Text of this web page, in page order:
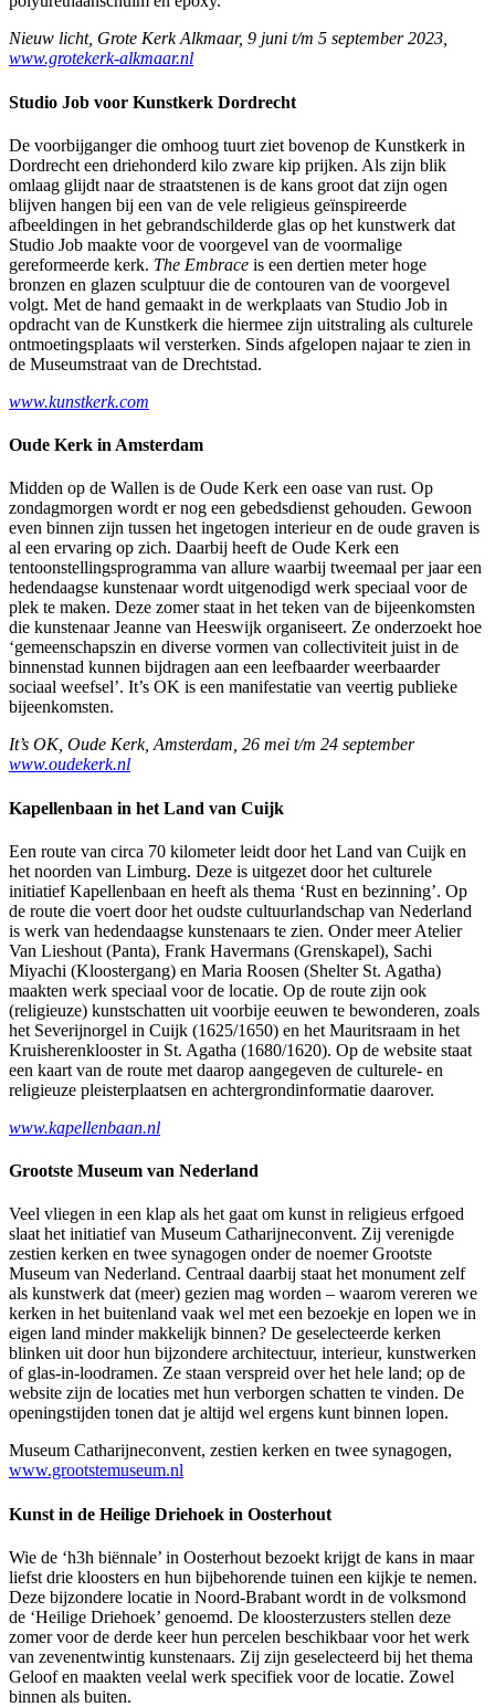
Nieuw licht, Grote Kerk Alkmaar, 9 juni t/m 5 september 2023,
www.grotekerk-alkmaar.nl
Studio Job voor Kunstkerk Dordrecht
De voorbijganger die omhoog tuurt ziet bovenop de Kunstkerk in
Dordrecht een driehonderd kilo zware kip prijken. Als zijn blik
omlaag glijdt naar de straatstenen is de kans groot dat zijn ogen
blijven hangen bij een van de vele religieus geïnspireerde
afbeeldingen in het gebrandschilderde glas op het kunstwerk dat
Studio Job maakte voor de voorgevel van de voormalige
gereformeerde kerk. The Embrace is een dertien meter hoge
bronzen en glazen sculptuur die de contouren van de voorgevel
volgt. Met de hand gemaakt in de werkplaats van Studio Job in
opdracht van de Kunstkerk die hiermee zijn uitstraling als culturele
ontmoetingsplaats wil versterken. Sinds afgelopen najaar te zien in
de Museumstraat van de Drechtstad.
www.kunstkerk.com
Oude Kerk in Amsterdam
Midden op de Wallen is de Oude Kerk een oase van rust. Op
zondagmorgen wordt er nog een gebedsdienst gehouden. Gewoon
even binnen zijn tussen het ingetogen interieur en de oude graven is
al een ervaring op zich. Daarbij heeft de Oude Kerk een
tentoonstellingsprogramma van allure waarbij tweemaal per jaar een
hedendaagse kunstenaar wordt uitgenodigd werk speciaal voor de
plek te maken. Deze zomer staat in het teken van de bijeenkomsten
die kunstenaar Jeanne van Heeswijk organiseert. Ze onderzoekt hoe
‘gemeenschapszin en diverse vormen van collectiviteit juist in de
binnenstad kunnen bijdragen aan een leefbaarder weerbaarder
sociaal weefsel’. It’s OK is een manifestatie van veertig publieke
bijeenkomsten.
It’s OK, Oude Kerk, Amsterdam, 26 mei t/m 24 september
www.oudekerk.nl
Kapellenbaan in het Land van Cuijk
Een route van circa 70 kilometer leidt door het Land van Cuijk en
het noorden van Limburg. Deze is uitgezet door het culturele
initiatief Kapellenbaan en heeft als thema ‘Rust en bezinning’. Op
de route die voert door het oudste cultuurlandschap van Nederland
is werk van hedendaagse kunstenaars te zien. Onder meer Atelier
Van Lieshout (Panta), Frank Havermans (Grenskapel), Sachi
Miyachi (Kloostergang) en Maria Roosen (Shelter St. Agatha)
maakten werk speciaal voor de locatie. Op de route zijn ook
(religieuze) kunstschatten uit voorbije eeuwen te bewonderen, zoals
het Severijnorgel in Cuijk (1625/1650) en het Mauritsraam in het
Kruisherenklooster in St. Agatha (1680/1620). Op de website staat
een kaart van de route met daarop aangegeven de culturele- en
religieuze pleisterplaatsen en achtergrondinformatie daarover.
www.kapellenbaan.nl
Grootste Museum van Nederland
Veel vliegen in een klap als het gaat om kunst in religieus erfgoed
slaat het initiatief van Museum Catharijneconvent. Zij verenigde
zestien kerken en twee synagogen onder de noemer Grootste
Museum van Nederland. Centraal daarbij staat het monument zelf
als kunstwerk dat (meer) gezien mag worden – waarom vereren we
kerken in het buitenland vaak wel met een bezoekje en lopen we in
eigen land minder makkelijk binnen? De geselecteerde kerken
blinken uit door hun bijzondere architectuur, interieur, kunstwerken
of glas-in-loodramen. Ze staan verspreid over het hele land; op de
website zijn de locaties met hun verborgen schatten te vinden. De
openingstijden tonen dat je altijd wel ergens kunt binnen lopen.
Museum Catharijneconvent, zestien kerken en twee synagogen,
www.grootstemuseum.nl
Kunst in de Heilige Driehoek in Oosterhout
Wie de ‘h3h biënnale’ in Oosterhout bezoekt krijgt de kans in maar
liefst drie kloosters en hun bijbehorende tuinen een kijkje te nemen.
Deze bijzondere locatie in Noord-Brabant wordt in de volksmond
de ‘Heilige Driehoek’ genoemd. De kloosterzusters stellen deze
zomer voor de derde keer hun percelen beschikbaar voor het werk
van zevenentwintig kunstenaars. Zij zijn geselecteerd bij het thema
Geloof en maakten veelal werk specifiek voor de locatie. Zowel
binnen als buiten.